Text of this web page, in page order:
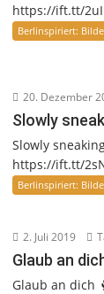
https://ift.tt/
Berlinspiriert:
20. Dezember
Slowly
Slowly
https://ift.tt/
Berlinspiriert:
2. Juli 2019
Glaub an
Glaub an dich